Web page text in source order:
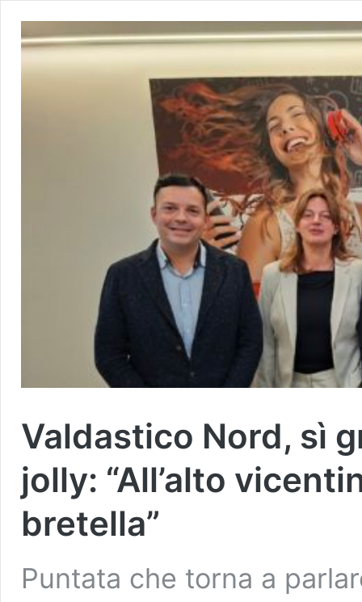
Valdastico Nord, sì
jolly: “All’alto
bretella”
Puntata che torna a